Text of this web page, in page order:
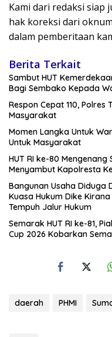
Kami dari redaksi siap
hak koreksi dari
dalam pemberitaan
Berita Terkait
Sambut HUT
Bagi Sembako Kepada
Respon Cepat 110,
Masyarakat
Momen Langka Untuk
Untuk Masyarakat
HUT RI ke-80 Mengenang
Menyambut Kapolresta
Bangunan Usaha Diduga
Kuasa Hukum Dike
Tempuh Jalur Hukum
Semarak HUT RI ke-81,
Cup 2026 Kobarkan
daerah PHMI